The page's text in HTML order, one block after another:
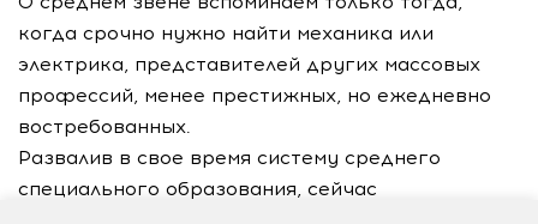
когда срочно нужно найти механика или
электрика, представителей других массовых
профессий, менее престижных, но ежедневно
востребованных.
Развалив в свое время систему среднего
специального образования, сейчас